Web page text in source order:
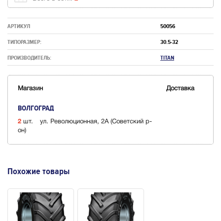
АРТИКУЛ 50056
ТИПОРАЗМЕР: 30.5-32
ПРОИЗВОДИТЕЛЬ: TITAN
Магазин Доставка
ВОЛГОГРАД
2 шт.
ул. Революционная, 2А (Советский р-
он)
Похожие товары